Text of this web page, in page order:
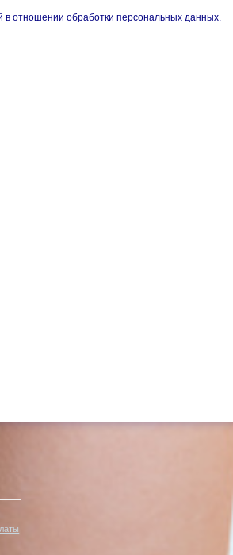
в отношении обработки персональных данных.